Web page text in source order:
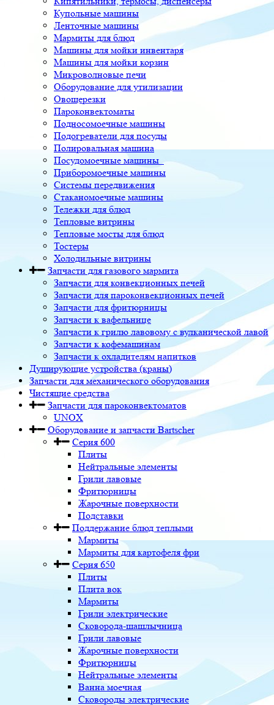
Купольные машины
Ленточные машины
Мармиты для блюд
Машины для мойки инвентаря
Машины для мойки корзин
Микроволновые печи
Оборудование для утилизации
Овощерезки
Пароконвектоматы
Подносомоечные машины
Подогреватели для посуды
Полировальная машина
Посудомоечные машины
Приборомоечные машины
Системы передвижения
Стаканомоечные машины
Тележки для блюд
Тепловые витрины
Тепловые мосты для блюд
Тостеры
Холодильные витрины
Запчасти для газового мармита
Запчасти для конвекционных печей
Запчасти для пароконвекционных печей
Запчасти для фритюрницы
Запчасти к вафельнице
Запчасти к грилю лавовому с вулканической лавой
Запчасти к кофемашинам
Запчасти к охладителям напитков
Душирующие устройства (краны)
Запчасти для механического оборудования
Чистящие средства
Запчасти для пароконвектоматов
UNOX
Оборудование и запчасти Bartscher
Серия 600
Плиты
Нейтральные элементы
Грили лавовые
Фритюрницы
Жарочные поверхности
Подставки
Поддержание блюд теплыми
Мармиты
Мармиты для картофеля фри
Серия 650
Плиты
Плита вок
Мармиты
Грили электрические
Сковорода-шашлычница
Грили лавовые
Жарочные поверхности
Фритюрницы
Нейтральные элементы
Ванна моечная
Сковороды электрические